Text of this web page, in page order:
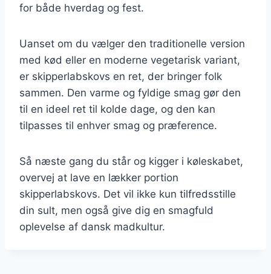
for både hverdag og fest.
Uanset om du vælger den traditionelle version
med kød eller en moderne vegetarisk variant,
er skipperlabskovs en ret, der bringer folk
sammen. Den varme og fyldige smag gør den
til en ideel ret til kolde dage, og den kan
tilpasses til enhver smag og præference.
Så næste gang du står og kigger i køleskabet,
overvej at lave en lækker portion
skipperlabskovs. Det vil ikke kun tilfredsstille
din sult, men også give dig en smagfuld
oplevelse af dansk madkultur.